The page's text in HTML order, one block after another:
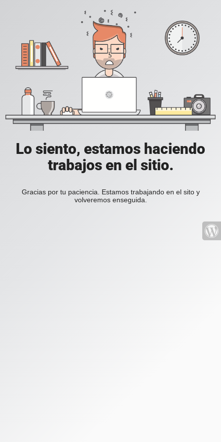
Lo siento, estamos haciendo
trabajos en el sitio.
Gracias por tu paciencia. Estamos trabajando en el sito y
volveremos enseguida.